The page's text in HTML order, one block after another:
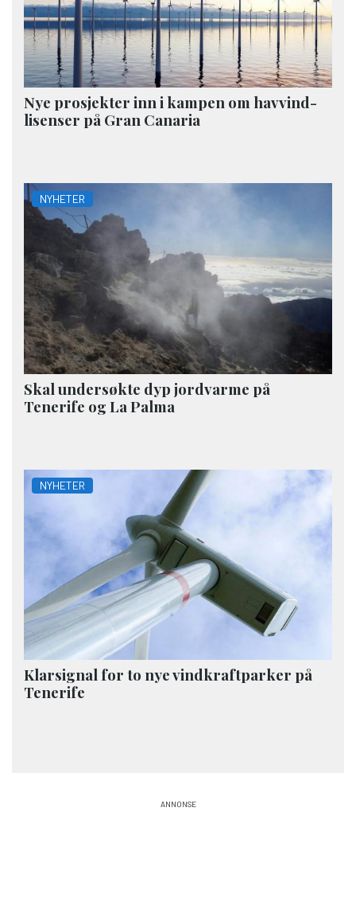
Nye prosjekter inn i kampen om havvind-
lisenser på Gran Canaria
NYHETER
Skal undersøkte dyp jordvarme på
Tenerife og La Palma
NYHETER
Klarsignal for to nye vindkraftparker på
Tenerife